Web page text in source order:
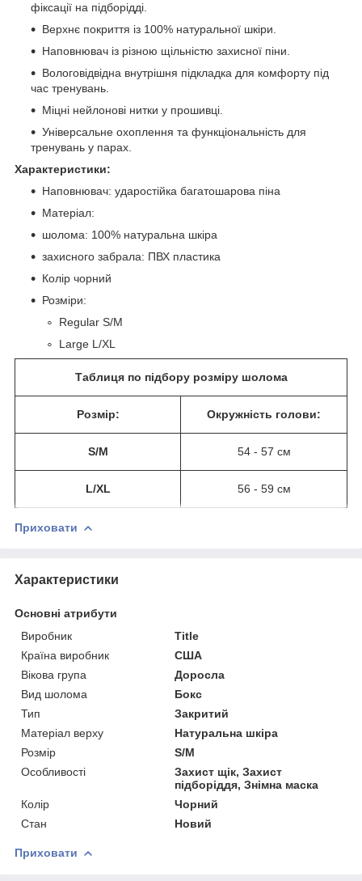
фіксації на підборідді.
Верхнє покриття із 100% натуральної шкіри.
Наповнювач із різною щільністю захисної піни.
Вологовідвідна внутрішня підкладка для комфорту під
час тренувань.
Міцні нейлонові нитки у прошивці.
Універсальне охоплення та функціональність для
тренувань у парах.
Характеристики:
Наповнювач: ударостійка багатошарова піна
Матеріал:
шолома: 100% натуральна шкіра
захисного забрала: ПВХ пластика
Колір чорний
Розміри:
Regular S/M
Large L/XL
Таблиця по підбору розміру шолома
Розмір: Окружність голови:
S/M 54 - 57 см
L/XL 56 - 59 см
Приховати
Характеристики
Основні атрибути
Виробник
Title
Країна виробник
США
Вікова група
Доросла
Вид шолома
Бокс
Тип
Закритий
Матеріал верху
Натуральна шкіра
Розмір
S/M
Особливості
Захист щік, Захист
підборіддя, Знімна маска
Колір
Чорний
Стан
Новий
Приховати